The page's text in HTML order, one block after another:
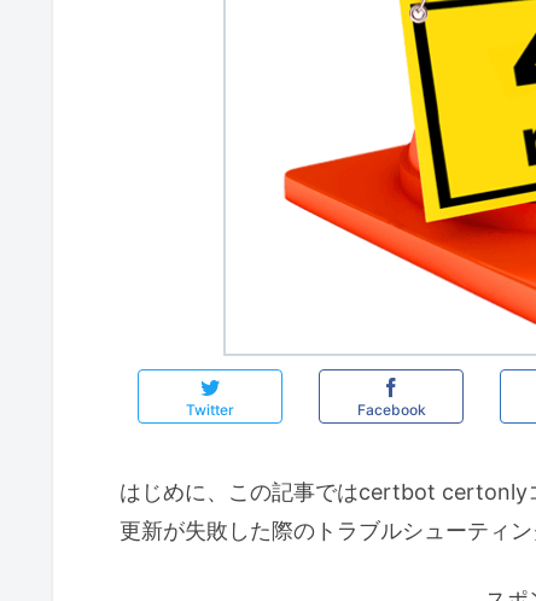
Twitter Facebook
はじめに、この記事ではcertbot certonly
更新が失敗した際のトラブルシューティン